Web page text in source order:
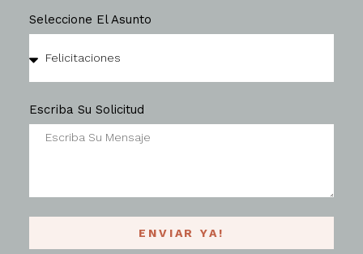
Seleccione El Asunto
Escriba Su Solicitud
ENVIAR YA!